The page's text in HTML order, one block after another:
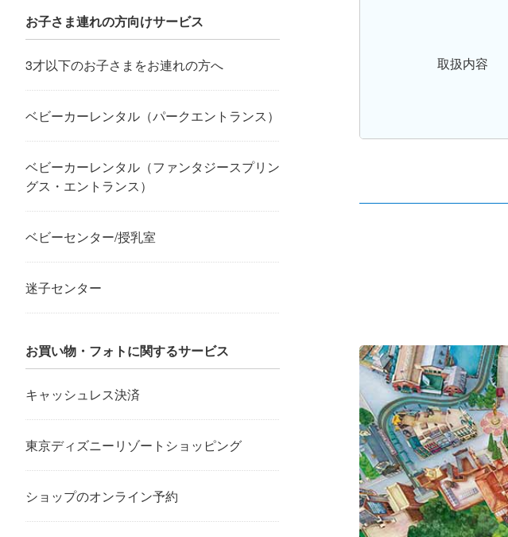
取扱内容
お子さま連れの方向けサービス
3才以下のお子さまをお連れの方へ
ベビーカーレンタル（パークエントランス）
ベビーカーレンタル（ファンタジースプリン
グス・エントランス）
ベビーセンター/授乳室
迷子センター
お買い物・フォトに関するサービス
キャッシュレス決済
東京ディズニーリゾートショッピング
ショップのオンライン予約